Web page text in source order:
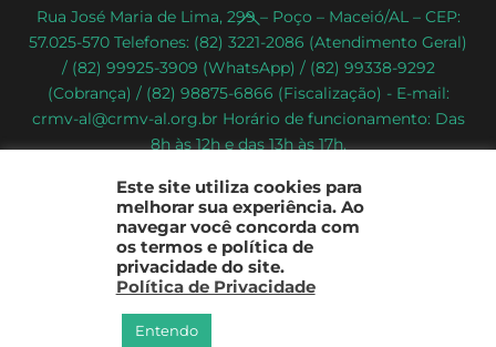
Back
To
Top
Rua José Maria de Lima, 299 – Poço – Maceió/AL – CEP:
57.025-570 Telefones: (82) 3221-2086 (Atendimento Geral)
/ (82) 99925-3909 (WhatsApp) / (82) 99338-9292
(Cobrança) / (82) 98875-6866 (Fiscalização) - E-mail:
crmv-al@crmv-al.org.br Horário de funcionamento: Das
8h às 12h e das 13h às 17h.
Estado de Alagoas
2022 - © Todos os direitos reservados
Este site utiliza cookies para
melhorar sua experiência. Ao
navegar você concorda com
os termos e política de
privacidade do site.
Política de Privacidade
Entendo